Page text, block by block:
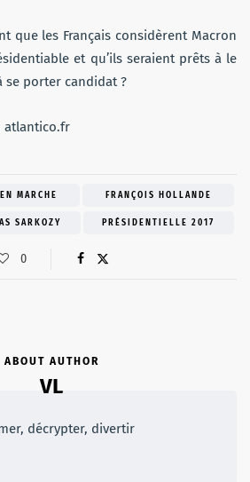
que les Français considèrent Macron
et qu’ils seraient prêts à le
se porter candidat ?
atlantico.fr
EN MARCHE FRANÇOIS HOLLANDE
SARKOZY PRÉSIDENTIELLE 2017
0
ABOUT AUTHOR
VL
décrypter, divertir